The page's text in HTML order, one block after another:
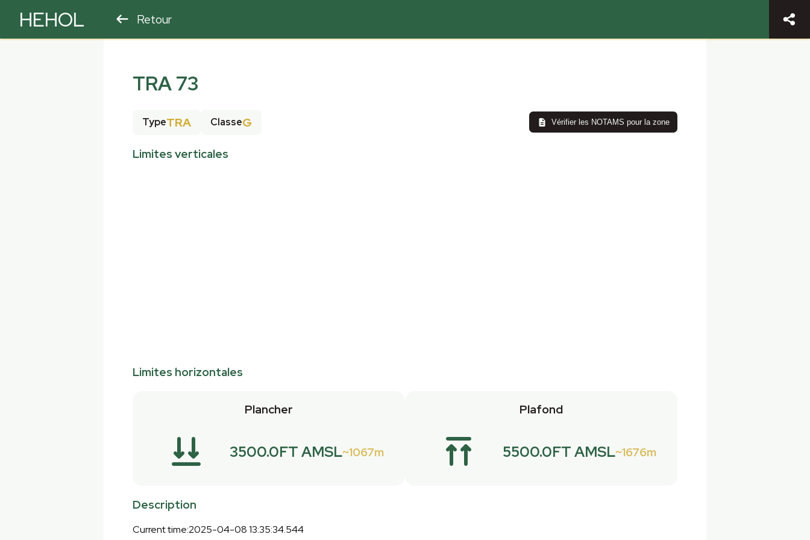
HEHOL Retour
TRA 73
TypeTRA ClasseG Vérifier les NOTAMS pour la zone
Limites verticales
Limites horizontales
Plancher
3500.0FT AMSL 1067m
Plafond
5500.0FT AMSL 1676m
Description
Current time:2025-04-08 13:35:34.544